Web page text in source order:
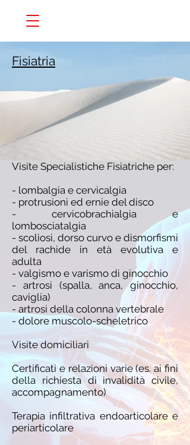
Fisiatria
Visite Specialistiche Fisiatriche per:
- lombalgia e cervicalgia
- protrusioni ed ernie del disco
- cervicobrachialgia e
lombosciatalgia
- scoliosi, dorso curvo e dismorfismi
del rachide in età evolutiva e
adulta
- valgismo e varismo di ginocchio
- artrosi (spalla, anca, ginocchio,
caviglia)
- artrosi della colonna vertebrale
- dolore muscolo-scheletrico
Visite domiciliari
Certificati e relazioni varie (es. ai fini
della richiesta di invalidità civile,
accompagnamento)
Terapia infiltrativa endoarticolare e
periarticolare